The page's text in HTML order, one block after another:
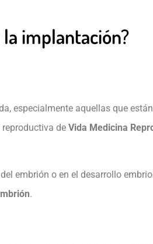
implantación?
especialmente aquellas que
de Vida Medicina
embrión o en el desarrollo
.